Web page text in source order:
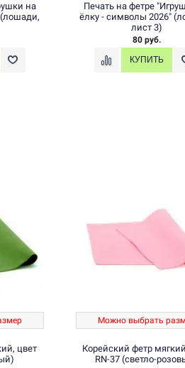
на
Печать на фетре
ёлку - символы 2026"
лист 3)
80 руб.
цвет
Можно выбрать
Корейский фетр
RN-37 (светло-